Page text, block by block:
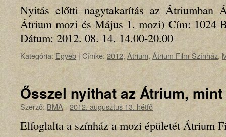
Nyitás előtti nagytakarítás az Átriumban
Átrium mozi és Május 1. mozi) Cím: 1024
Dátum: 2012. 08. 14. 14.00-20.00
Kategória:Egyéb |Címke: 2012, Átrium,Átrium Film-Színház,
Ősszel nyithat az Átrium,
Szerző: BMA-2012. augusztus 13. hétfő
Elfoglalta a színház a mozi épületét Átrium